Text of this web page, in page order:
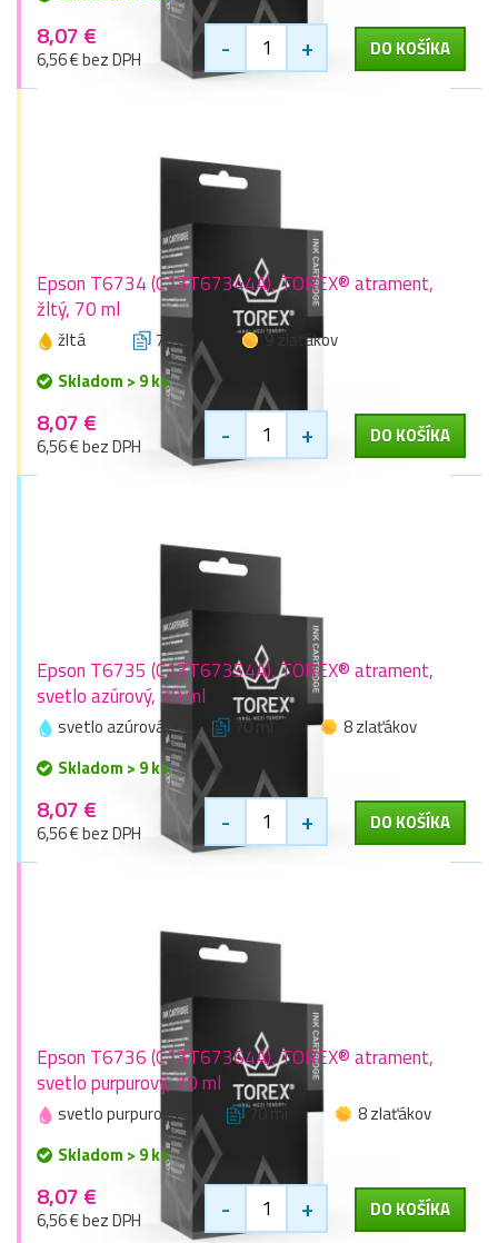
8,07 €
6,56 € bez DPH - + DO KOŠÍKA
Epson T6734 (C13T67344A), TOREX® atrament,
žltý, 70 ml
žltá 70 ml
9 zlaťákov
Skladom > 9 ks
8,07 €
6,56 € bez DPH - + DO KOŠÍKA
Epson T6735 (C13T67354A), TOREX® atrament,
svetlo azúrový, 70 ml
svetlo azúrová 70 ml
8 zlaťákov
Skladom > 9 ks
8,07 €
6,56 € bez DPH - + DO KOŠÍKA
Epson T6736 (C13T67364A), TOREX® atrament,
svetlo purpurový, 70 ml
svetlo purpurová 70 ml
8 zlaťákov
Skladom > 9 ks
8,07 €
6,56 € bez DPH - + DO KOŠÍKA